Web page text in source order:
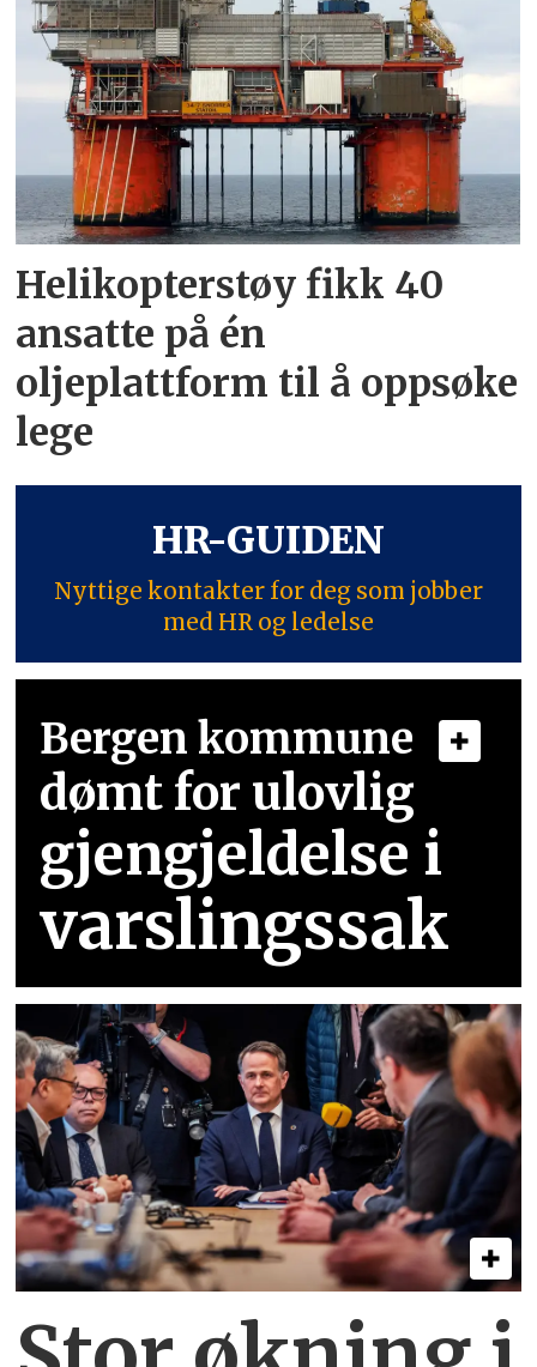
Helikopterstøy fikk 40
ansatte på én
oljeplattform til å oppsøke
lege
HR-GUIDEN
Nyttige kontakter for deg som jobber
med HR og ledelse
Bergen kommune
dømt for ulovlig
gjengjeldelse i
varslingssak